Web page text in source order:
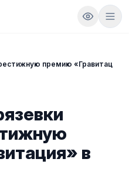
премию «Гравитация»
в